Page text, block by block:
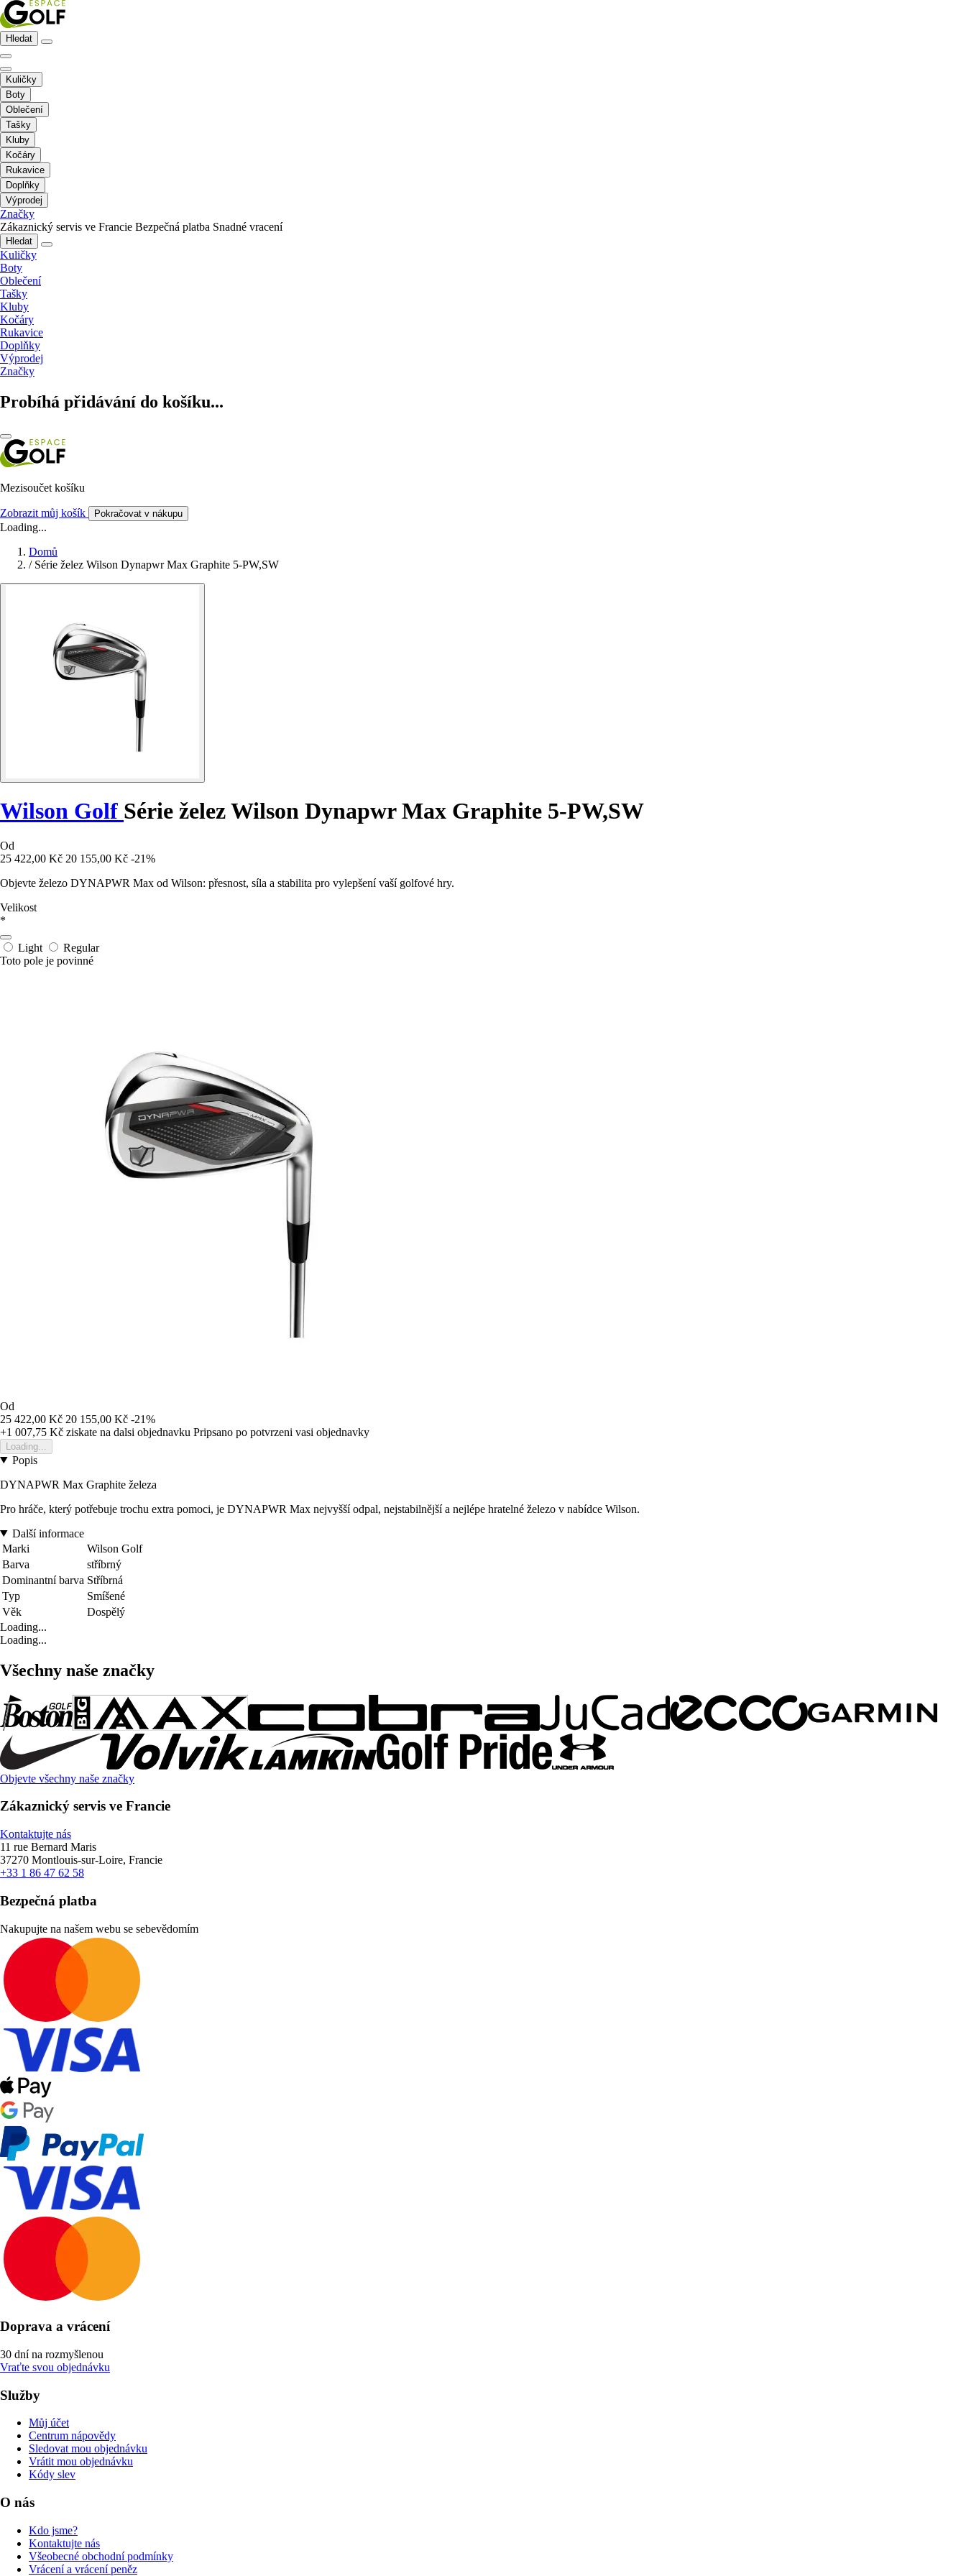
Hledat
Kuličky
Boty
Oblečení
Tašky
Kluby
Kočáry
Rukavice
Doplňky
Výprodej
Značky
Zákaznický servis ve Francie Bezpečná platba Snadné vracení
Hledat
Kuličky
Boty
Oblečení
Tašky
Kluby
Kočáry
Rukavice
Doplňky
Výprodej
Značky
Probíhá přidávání do košíku...
Mezisoučet košíku
Zobrazit můj košík Pokračovat v nákupu
Loading...
Domů
/ Série želez Wilson Dynapwr Max Graphite 5-PW,SW
Wilson Golf Série želez Wilson Dynapwr Max Graphite 5-PW,SW
Od
25 422,00 Kč 20 155,00 Kč -21%
Objevte železo DYNAPWR Max od Wilson: přesnost, síla a stabilita pro vylepšení vaší golfové hry.
Velikost
*
Light
Regular
Toto pole je povinné
Od
25 422,00 Kč 20 155,00 Kč -21%
+1 007,75 Kč ziskate na dalsi objednavku Pripsano po potvrzeni vasi objednavky
Loading...
Popis
DYNAPWR Max Graphite železa
Pro hráče, který potřebuje trochu extra pomoci, je DYNAPWR Max nejvyšší odpal, nejstabilnější a nejlépe hratelné železo v nabídce Wilson.
Další informace
Marki
Wilson Golf
Barva
stříbrný
Dominantní barva Stříbrná
Typ
Smíšené
Věk
Dospělý
Loading...
Loading...
Všechny naše značky
Objevte všechny naše značky
Zákaznický servis ve Francie
Kontaktujte nás
11 rue Bernard Maris
37270 Montlouis-sur-Loire, Francie
+33 1 86 47 62 58
Bezpečná platba
Nakupujte na našem webu se sebevědomím
Doprava a vrácení
30 dní na rozmyšlenou
Vraťte svou objednávku
Služby
Můj účet
Centrum nápovědy
Sledovat mou objednávku
Vrátit mou objednávku
Kódy slev
O nás
Kdo jsme?
Kontaktujte nás
Všeobecné obchodní podmínky
Vrácení a vrácení peněz